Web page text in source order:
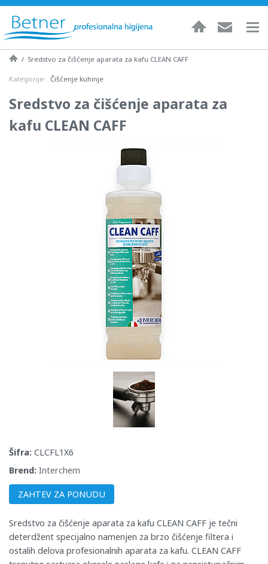
/ Sredstvo za čišćenje aparata za kafu CLEAN CAFF
Kategorije: Čišćenje kuhinje
Sredstvo za čišćenje aparata za
kafu CLEAN CAFF
Šifra: CLCFL1X6
Brend: Interchem
ZAHTEV ZA PONUDU
Sredstvo za čišćenje aparata za kafu CLEAN CAFF je tečni
deterdžent specijalno namenjen za brzo čišćenje filtera i
ostalih delova profesionalnih aparata za kafu. CLEAN CAFF